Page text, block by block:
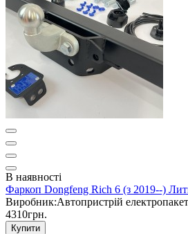
В наявності
Фаркоп Dongfeng Rich 6 (з 2019--)
Виробник:Автопристрій
4310грн.
Купити